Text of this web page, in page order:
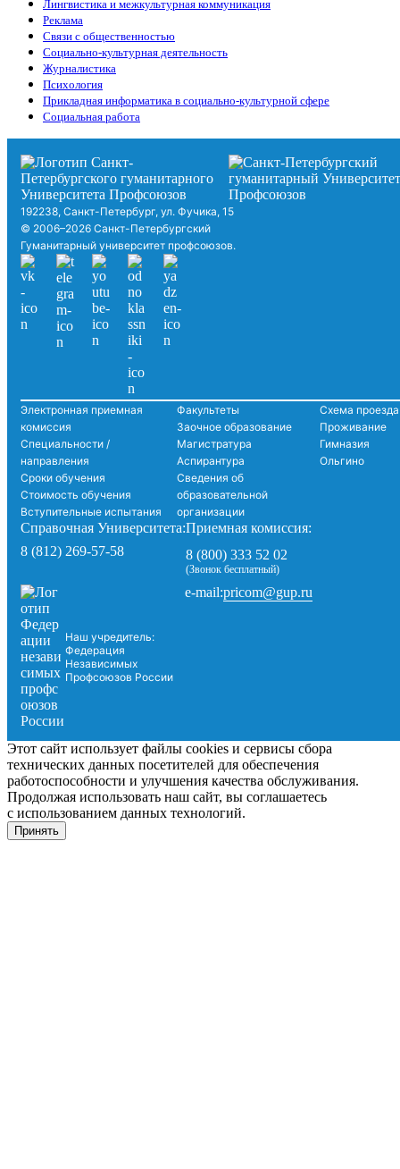
Лингвистика и межкультурная коммуникация
Реклама
Связи с общественностью
Социально-культурная деятельность
Журналистика
Психология
Прикладная информатика в социально-культурной сфере
Социальная работа
192238, Санкт-Петербург, ул. Фучика, 15
© 2006–2026 Санкт-Петербургский
Гуманитарный университет профсоюзов.
Электронная приемная
комиссия
Специальности /
направления
Сроки обучения
Стоимость обучения
Вступительные испытания
Факультеты
Заочное образование
Магистратура
Аспирантура
Сведения об
образовательной
организации
Схема проезда
Проживание
Гимназия
Ольгино
Справочная Университета:
8 (812) 269-57-58
Приемная комиссия:
8 (800) 333 52 02
(Звонок бесплатный)
Наш учредитель:
Федерация
Независимых
Профсоюзов России
e-mail:pricom@gup.ru
Этот сайт использует файлы cookies и сервисы сбора
технических данных посетителей для обеспечения
работоспособности и улучшения качества обслуживания.
Продолжая использовать наш сайт, вы соглашаетесь
с использованием данных технологий.
Принять